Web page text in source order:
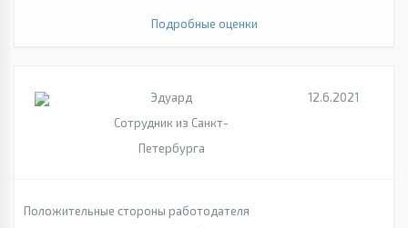
Подробные оценки
Эдуард
Сотрудник из Санкт-
Петербурга
12.6.2021
Положительные стороны работодателя